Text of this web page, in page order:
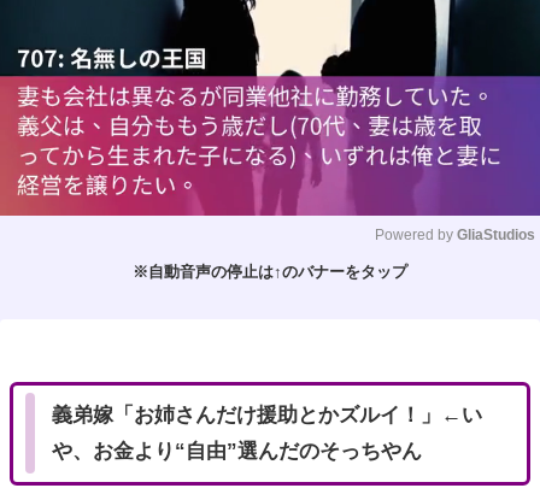
Powered by GliaStudios
※自動音声の停止は↑のバナーをタップ
義弟嫁「お姉さんだけ援助とかズルイ！」←い
や、お金より“自由”選んだのそっちやん